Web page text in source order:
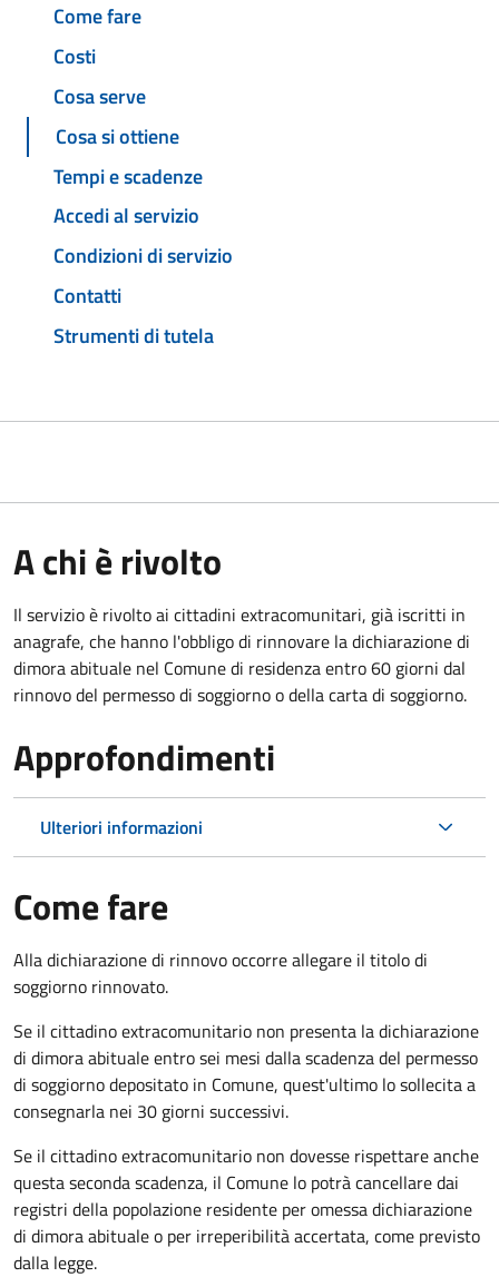
Come fare
Costi
Cosa serve
Cosa si ottiene
Tempi e scadenze
Accedi al servizio
Condizioni di servizio
Contatti
Strumenti di tutela
A chi è rivolto
Il servizio è rivolto ai cittadini extracomunitari, già iscritti in
anagrafe, che hanno l'obbligo di rinnovare la dichiarazione di
dimora abituale nel Comune di residenza entro 60 giorni dal
rinnovo del permesso di soggiorno o della carta di soggiorno.
Approfondimenti
Ulteriori informazioni
Come fare
Alla dichiarazione di rinnovo occorre allegare il titolo di
soggiorno rinnovato.
Se il cittadino extracomunitario non presenta la dichiarazione
di dimora abituale entro sei mesi dalla scadenza del permesso
di soggiorno depositato in Comune, quest'ultimo lo sollecita a
consegnarla nei 30 giorni successivi.
Se il cittadino extracomunitario non dovesse rispettare anche
questa seconda scadenza, il Comune lo potrà cancellare dai
registri della popolazione residente per omessa dichiarazione
di dimora abituale o per irreperibilità accertata, come previsto
dalla legge.